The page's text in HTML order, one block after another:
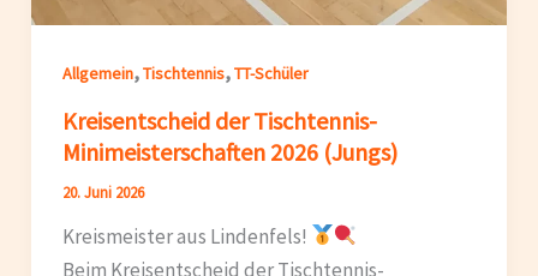
Allgemein,Tischtennis,TT-Schüler
Kreisentscheid der Tischtennis-
Minimeisterschaften 2026 (Jungs)
20. Juni 2026
Kreismeister aus Lindenfels!
Beim Kreisentscheid der Tischtennis-